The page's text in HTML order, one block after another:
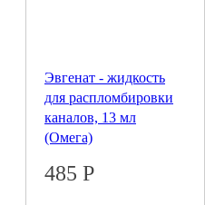
Эвгенат - жидкость
для распломбировки
каналов, 13 мл
(Омега)
485 Р